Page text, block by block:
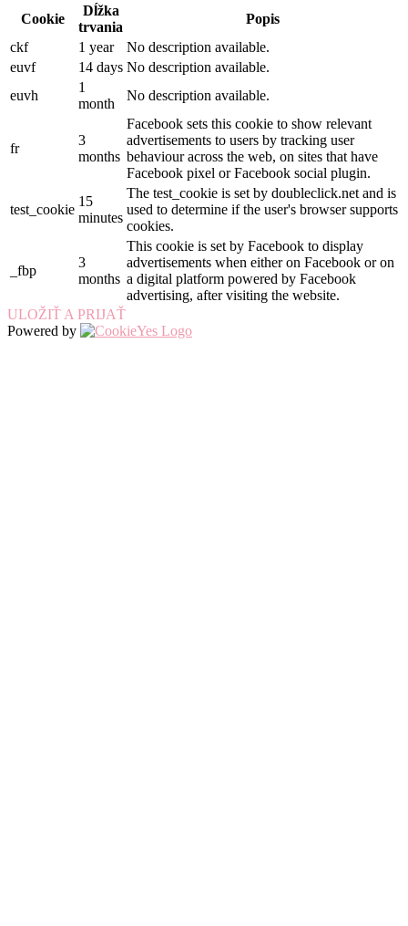
Cookie
Dĺžka
trvania
Popis
ckf
1 year
No description available.
euvf
14 days No description available.
euvh
1
month
No description available.
fr
3
months
Facebook sets this cookie to show relevant
advertisements to users by tracking user
behaviour across the web, on sites that have
Facebook pixel or Facebook social plugin.
test_cookie
15
minutes
The test_cookie is set by doubleclick.net and is
used to determine if the user's browser supports
cookies.
_fbp
3
months
This cookie is set by Facebook to display
advertisements when either on Facebook or on
a digital platform powered by Facebook
advertising, after visiting the website.
ULOŽIŤ A PRIJAŤ
Powered by